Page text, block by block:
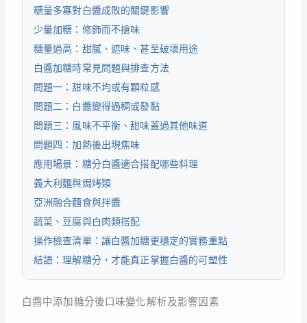
糖量多寡對白醬成敗的關鍵影響
少量加糖：修飾而不搶味
糖量過高：甜膩、遮味、甚至破壞用途
白醬加糖時常見問題與排查方法
問題一：甜味不均或有顆粒感
問題二：白醬變得過稠或發黏
問題三：風味不平衡、甜味蓋過其他味道
問題四：加熱後出現焦味
應用場景：糖分白醬適合搭配哪些料理
義大利麵與焗烤類
亞洲融合麵食與拌醬
蔬菜、豆腐與白肉類搭配
操作檢查清單：讓白醬加糖更穩定的實務重點
結語：理解糖分，才能真正掌握白醬的可塑性
白醬中添加糖分後口味變化解析及影響因素